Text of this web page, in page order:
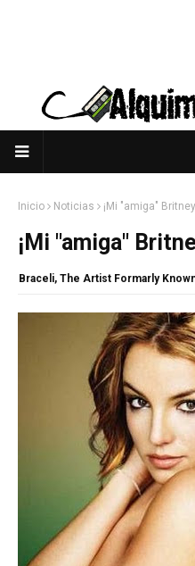
Inicio Noticias ¡Mi "amiga"
¡Mi "amiga"
Braceli, The Artist Formarly